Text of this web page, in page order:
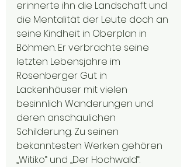
erinnerte ihn die Landschaft und
die Mentalität der Leute doch an
seine Kindheit in Oberplan in
Böhmen. Er verbrachte seine
letzten Lebensjahre im
Rosenberger Gut in
Lackenhäuser mit vielen
besinnlich Wanderungen und
deren anschaulichen
Schilderung. Zu seinen
bekanntesten Werken gehören
„Witiko“ und „Der Hochwald“.